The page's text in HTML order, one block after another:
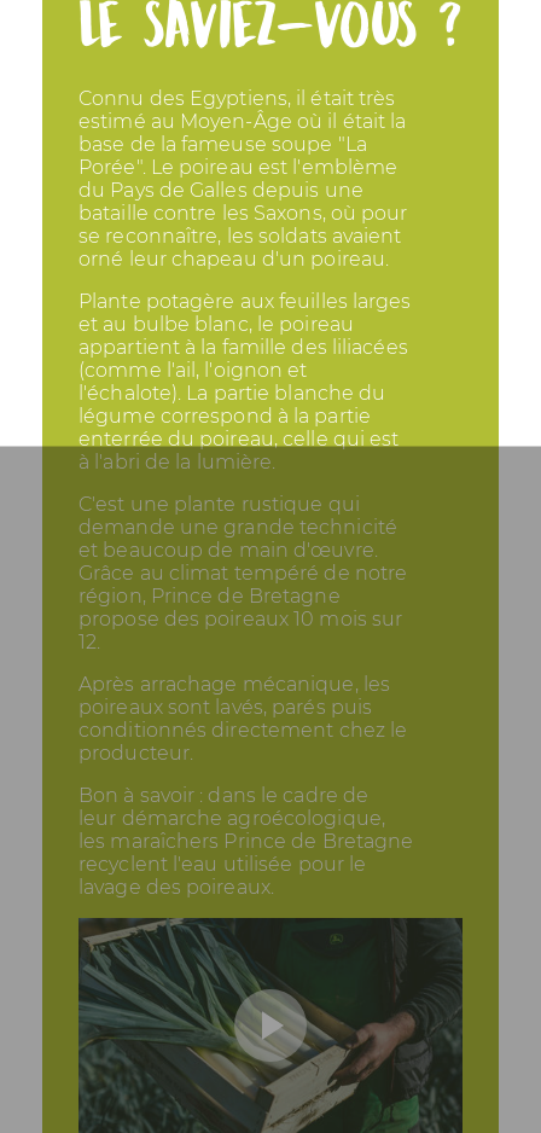
Le saviez-vous ?
Connu des Egyptiens, il était très
estimé au Moyen-Âge où il était la
base de la fameuse soupe "La
Porée". Le poireau est l'emblème
du Pays de Galles depuis une
bataille contre les Saxons, où pour
se reconnaître, les soldats avaient
orné leur chapeau d'un poireau.
Plante potagère aux feuilles larges
et au bulbe blanc, le poireau
appartient à la famille des liliacées
(comme l'ail, l'oignon et
l'échalote). La partie blanche du
légume correspond à la partie
enterrée du poireau, celle qui est
à l'abri de la lumière.
C'est une plante rustique qui
demande une grande technicité
et beaucoup de main d'œuvre.
Grâce au climat tempéré de notre
région, Prince de Bretagne
propose des poireaux 10 mois sur
12.
Après arrachage mécanique, les
poireaux sont lavés, parés puis
conditionnés directement chez le
producteur.
Bon à savoir : dans le cadre de
leur démarche agroécologique,
les maraîchers Prince de Bretagne
recyclent l'eau utilisée pour le
lavage des poireaux.